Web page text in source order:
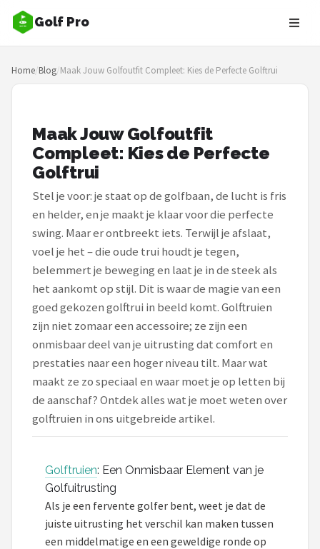
Golf Pro
Zoeken
NAVIGATIE
Merken
Blog
Golfers
Toernooien
Golfsets
Drivers
Putters
Golfschoenen
Shop
POPULAIRE MERKEN
Func Factory
Footjoy
Livano
Home/Blog/Maak Jouw Golfoutfit Compleet: Kies de Perfecte Golftrui
Maak Jouw Golfoutfit
Compleet: Kies de Perfecte
Golftrui
Stel je voor: je staat op de golfbaan, de lucht is fris
en helder, en je maakt je klaar voor die perfecte
swing. Maar er ontbreekt iets. Terwijl je afslaat,
voel je het – die oude trui houdt je tegen,
belemmert je beweging en laat je in de steek als
het aankomt op stijl. Dit is waar de magie van een
goed gekozen golftrui in beeld komt. Golftruien
zijn niet zomaar een accessoire; ze zijn een
onmisbaar deel van je uitrusting dat comfort en
prestaties naar een hoger niveau tilt. Maar wat
maakt ze zo speciaal en waar moet je op letten bij
de aanschaf? Ontdek alles wat je moet weten over
golftruien in ons uitgebreide artikel.
Golftruien: Een Onmisbaar Element van je
Golfuitrusting
Als je een fervente golfer bent, weet je dat de
juiste uitrusting het verschil kan maken tussen
een middelmatige en een geweldige ronde op